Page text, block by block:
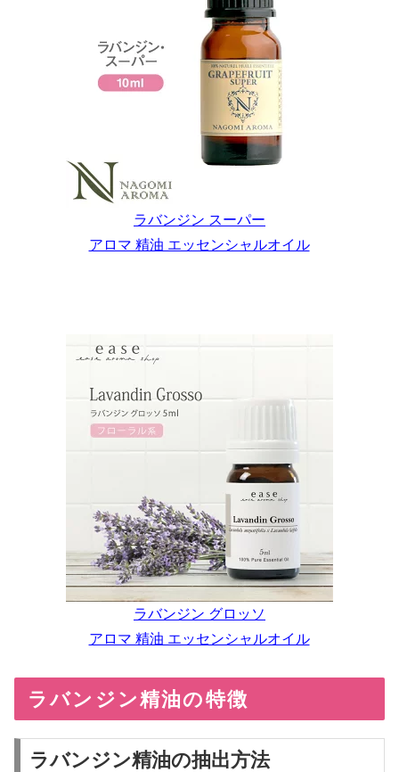
ラバンジン スーパー
アロマ 精油 エッセンシャルオイル
ラバンジン グロッソ
アロマ 精油 エッセンシャルオイル
ラバンジン精油の特徴
ラバンジン精油の抽出方法